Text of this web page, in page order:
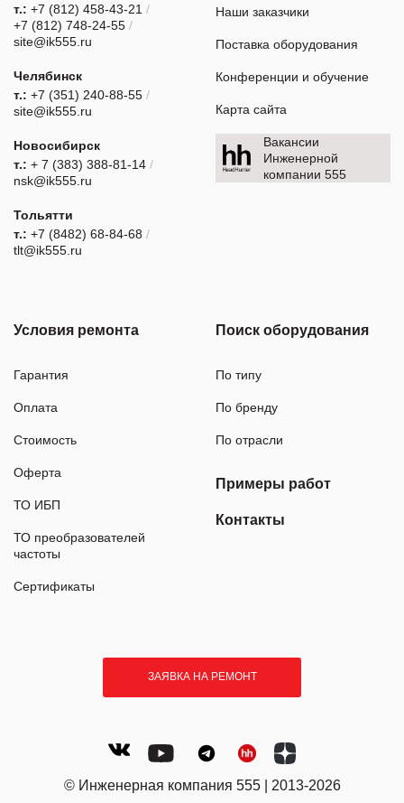
т.: +7 (812) 458-43-21 /
+7 (812) 748-24-55 /
site@ik555.ru
Челябинск
т.: +7 (351) 240-88-55 /
site@ik555.ru
Новосибирск
т.: + 7 (383) 388-81-14 /
nsk@ik555.ru
Тольятти
т.: +7 (8482) 68-84-68 /
tlt@ik555.ru
Наши заказчики
Поставка оборудования
Конференции и обучение
Карта сайта
Вакансии
Инженерной
компании 555
Условия ремонта
Гарантия
Оплата
Стоимость
Оферта
ТО ИБП
ТО преобразователей
частоты
Сертификаты
Поиск оборудования
По типу
По бренду
По отрасли
Примеры работ
Контакты
ЗАЯВКА НА РЕМОНТ
© Инженерная компания 555 | 2013-2026